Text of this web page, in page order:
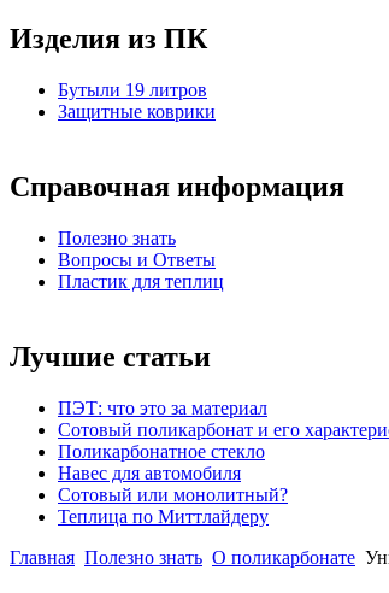
Изделия из ПК
Бутыли 19 литров
Защитные коврики
Справочная информация
Полезно знать
Вопросы и Ответы
Пластик для теплиц
Лучшие статьи
ПЭТ: что это за материал
Сотовый поликарбонат и его
Поликарбонатное стекло
Навес для автомобиля
Сотовый или монолитный?
Теплица по Миттлайдеру
Главная Полезно знать О поликарбонате